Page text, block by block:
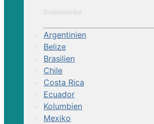
Argentinien
Belize
Brasilien
Chile
Costa Rica
Ecuador
Kolumbien
Mexiko